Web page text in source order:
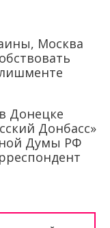
Москва
Донецке
Донбасс»
Думы РФ